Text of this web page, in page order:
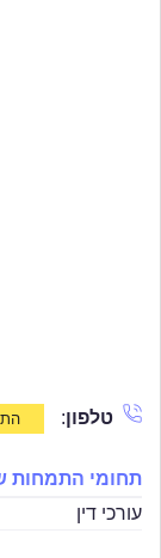
טלפון:
תחומי התמחות
עורכי דין